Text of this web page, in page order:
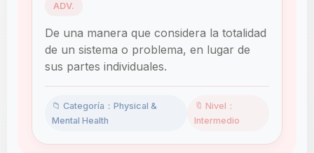
ADV.
De una manera que considera la totalidad
de un sistema o problema, en lugar de
sus partes individuales.
📁 Categoría：Physical &
Mental Health
🔖 Nivel：
Intermedio